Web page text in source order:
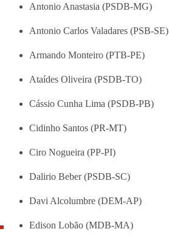
Antonio Anastasia (PSDB-MG)
Antonio Carlos Valadares (PSB-SE)
Armando Monteiro (PTB-PE)
Ataídes Oliveira (PSDB-TO)
Cássio Cunha Lima (PSDB-PB)
Cidinho Santos (PR-MT)
Ciro Nogueira (PP-PI)
Dalirio Beber (PSDB-SC)
Davi Alcolumbre (DEM-AP)
Edison Lobão (MDB-MA)